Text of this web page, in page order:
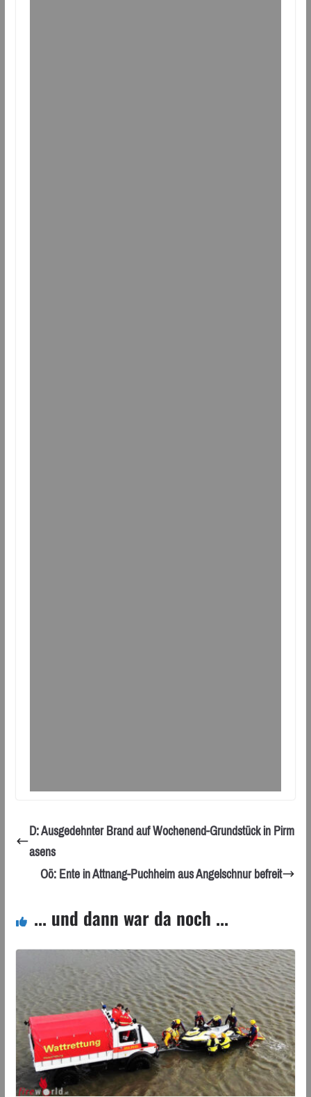
D: Ausgedehnter Brand auf Wochenend-Grundstück in Pirm
asens
Oö: Ente in Attnang-Puchheim aus Angelschnur befreit
... und dann war da noch ...